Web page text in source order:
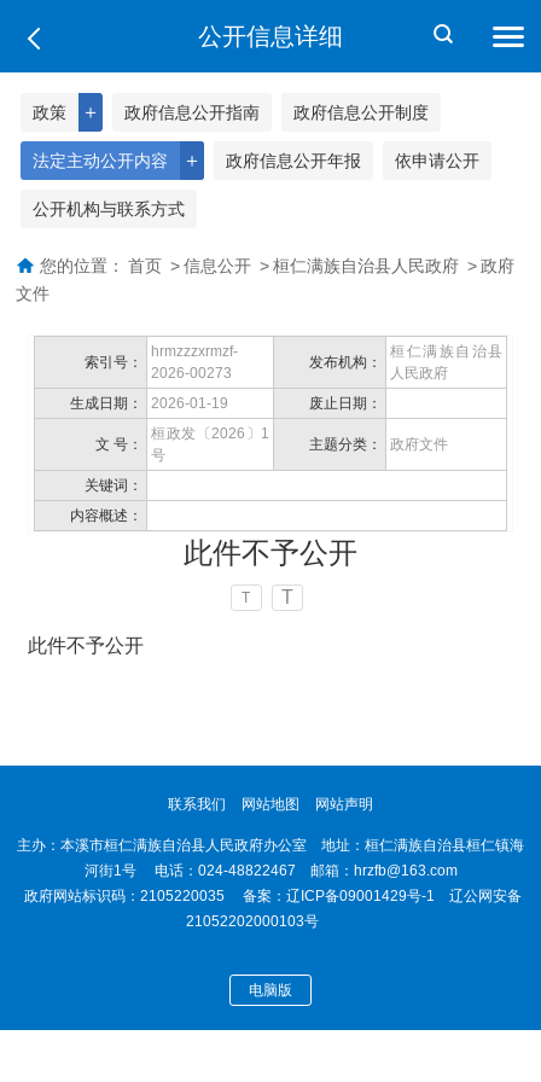
公开信息详细
＋
政策 政府信息公开指南 政府信息公开制度
＋
法定主动公开内容 政府信息公开年报 依申请公开
公开机构与联系方式
您的位置： 首页 > 信息公开 > 桓仁满族自治县人民政府 > 政府
文件
索引号：
hrmzzzxrmzf-
2026-00273
发布机构：
桓仁满族自治县
人民政府
生成日期：
2026-01-19 废止日期：
文 号：
桓政发〔2026〕1
号
主题分类： 政府文件
关键词：
内容概述：
​此件不予公开
T T
此件不予公开
联系我们 网站地图 网站声明
主办：本溪市桓仁满族自治县人民政府办公室 地址：桓仁满族自治县桓仁镇海
河街1号 电话：024-48822467 邮箱：hrzfb@163.com
政府网站标识码：2105220035 备案： 辽ICP备09001429号-1
辽公网安备
21052202000103号
电脑版